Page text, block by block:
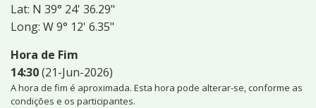
Lat: N 39° 24' 36.29"
Long: W 9° 12' 6.35"
Hora de Fim
14:30(21-Jun-2026)
A hora de fim é aproximada. Esta hora pode alterar-se, conforme as
condições e os participantes.